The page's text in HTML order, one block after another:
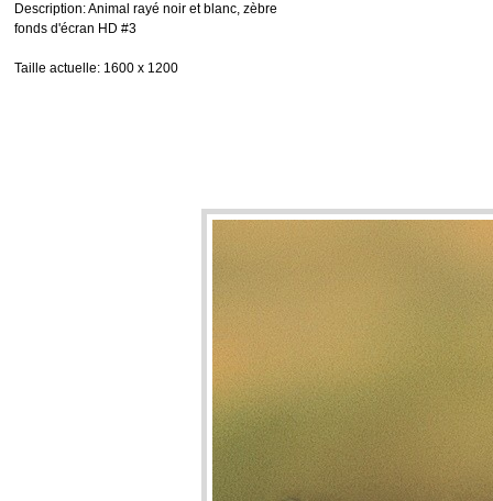
Description: Animal rayé noir et blanc, zèbre
fonds d'écran HD #3
Taille actuelle: 1600 x 1200